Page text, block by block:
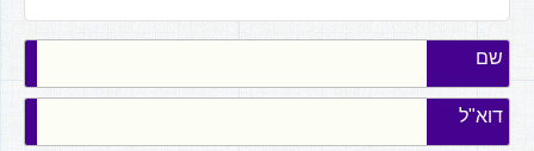
שם
דוא"ל